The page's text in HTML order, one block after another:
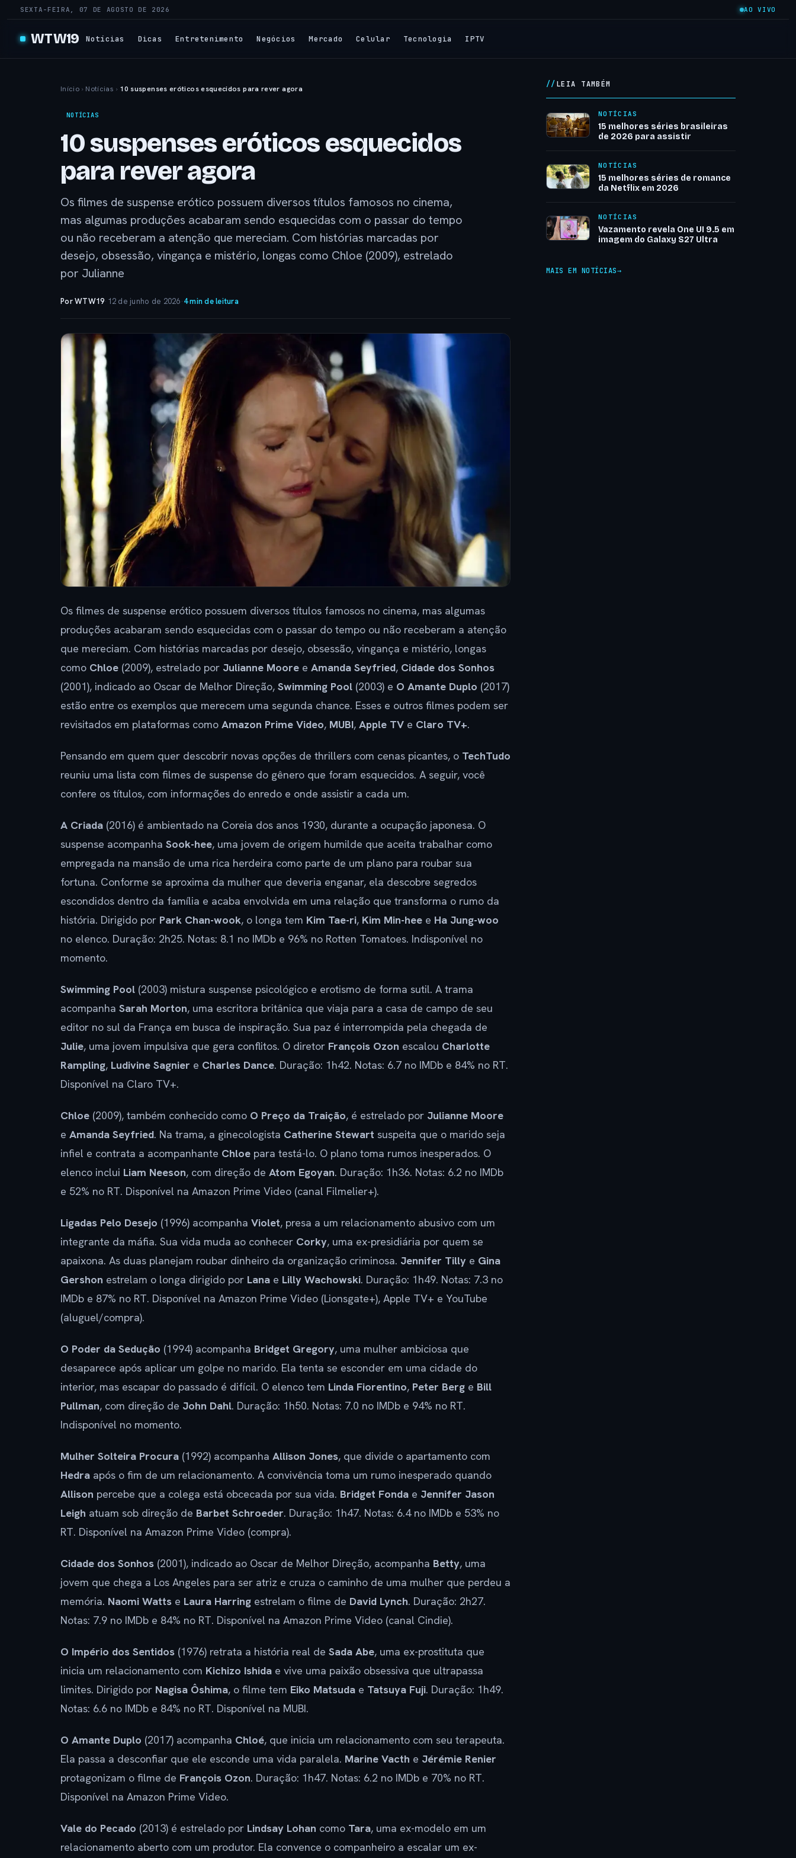
SEXTA-FEIRA, 07 DE AGOSTO DE 2026 AO VIVO
WTW19 Notícias Dicas Entretenimento Negócios Mercado Celular Tecnologia IPTV
Início › Notícias › 10 suspenses eróticos esquecidos para rever agora
NOTÍCIAS
10 suspenses eróticos esquecidos
para rever agora
Os filmes de suspense erótico possuem diversos títulos famosos no cinema,
mas algumas produções acabaram sendo esquecidas com o passar do tempo
ou não receberam a atenção que mereciam. Com histórias marcadas por
desejo, obsessão, vingança e mistério, longas como Chloe (2009), estrelado
por Julianne
Por WTW19· 12 de junho de 2026·4 min de leitura
Os filmes de suspense erótico possuem diversos títulos famosos no cinema, mas algumas
produções acabaram sendo esquecidas com o passar do tempo ou não receberam a atenção
que mereciam. Com histórias marcadas por desejo, obsessão, vingança e mistério, longas
como Chloe (2009), estrelado por Julianne Moore e Amanda Seyfried, Cidade dos Sonhos
(2001), indicado ao Oscar de Melhor Direção, Swimming Pool (2003) e O Amante Duplo (2017)
estão entre os exemplos que merecem uma segunda chance. Esses e outros filmes podem ser
revisitados em plataformas como Amazon Prime Video, MUBI, Apple TV e Claro TV+.
Pensando em quem quer descobrir novas opções de thrillers com cenas picantes, o TechTudo
reuniu uma lista com filmes de suspense do gênero que foram esquecidos. A seguir, você
confere os títulos, com informações do enredo e onde assistir a cada um.
A Criada (2016) é ambientado na Coreia dos anos 1930, durante a ocupação japonesa. O
suspense acompanha Sook-hee, uma jovem de origem humilde que aceita trabalhar como
empregada na mansão de uma rica herdeira como parte de um plano para roubar sua
fortuna. Conforme se aproxima da mulher que deveria enganar, ela descobre segredos
escondidos dentro da família e acaba envolvida em uma relação que transforma o rumo da
história. Dirigido por Park Chan-wook, o longa tem Kim Tae-ri, Kim Min-hee e Ha Jung-woo
no elenco. Duração: 2h25. Notas: 8.1 no IMDb e 96% no Rotten Tomatoes. Indisponível no
momento.
Swimming Pool (2003) mistura suspense psicológico e erotismo de forma sutil. A trama
acompanha Sarah Morton, uma escritora britânica que viaja para a casa de campo de seu
editor no sul da França em busca de inspiração. Sua paz é interrompida pela chegada de
Julie, uma jovem impulsiva que gera conflitos. O diretor François Ozon escalou Charlotte
Rampling, Ludivine Sagnier e Charles Dance. Duração: 1h42. Notas: 6.7 no IMDb e 84% no RT.
Disponível na Claro TV+.
Chloe (2009), também conhecido como O Preço da Traição, é estrelado por Julianne Moore
e Amanda Seyfried. Na trama, a ginecologista Catherine Stewart suspeita que o marido seja
infiel e contrata a acompanhante Chloe para testá-lo. O plano toma rumos inesperados. O
elenco inclui Liam Neeson, com direção de Atom Egoyan. Duração: 1h36. Notas: 6.2 no IMDb
e 52% no RT. Disponível na Amazon Prime Video (canal Filmelier+).
Ligadas Pelo Desejo (1996) acompanha Violet, presa a um relacionamento abusivo com um
integrante da máfia. Sua vida muda ao conhecer Corky, uma ex-presidiária por quem se
apaixona. As duas planejam roubar dinheiro da organização criminosa. Jennifer Tilly e Gina
Gershon estrelam o longa dirigido por Lana e Lilly Wachowski. Duração: 1h49. Notas: 7.3 no
IMDb e 87% no RT. Disponível na Amazon Prime Video (Lionsgate+), Apple TV+ e YouTube
(aluguel/compra).
O Poder da Sedução (1994) acompanha Bridget Gregory, uma mulher ambiciosa que
desaparece após aplicar um golpe no marido. Ela tenta se esconder em uma cidade do
interior, mas escapar do passado é difícil. O elenco tem Linda Fiorentino, Peter Berg e Bill
Pullman, com direção de John Dahl. Duração: 1h50. Notas: 7.0 no IMDb e 94% no RT.
Indisponível no momento.
Mulher Solteira Procura (1992) acompanha Allison Jones, que divide o apartamento com
Hedra após o fim de um relacionamento. A convivência toma um rumo inesperado quando
Allison percebe que a colega está obcecada por sua vida. Bridget Fonda e Jennifer Jason
Leigh atuam sob direção de Barbet Schroeder. Duração: 1h47. Notas: 6.4 no IMDb e 53% no
RT. Disponível na Amazon Prime Video (compra).
Cidade dos Sonhos (2001), indicado ao Oscar de Melhor Direção, acompanha Betty, uma
jovem que chega a Los Angeles para ser atriz e cruza o caminho de uma mulher que perdeu a
memória. Naomi Watts e Laura Harring estrelam o filme de David Lynch. Duração: 2h27.
Notas: 7.9 no IMDb e 84% no RT. Disponível na Amazon Prime Video (canal Cindie).
O Império dos Sentidos (1976) retrata a história real de Sada Abe, uma ex-prostituta que
inicia um relacionamento com Kichizo Ishida e vive uma paixão obsessiva que ultrapassa
limites. Dirigido por Nagisa Ôshima, o filme tem Eiko Matsuda e Tatsuya Fuji. Duração: 1h49.
Notas: 6.6 no IMDb e 84% no RT. Disponível na MUBI.
O Amante Duplo (2017) acompanha Chloé, que inicia um relacionamento com seu terapeuta.
Ela passa a desconfiar que ele esconde uma vida paralela. Marine Vacth e Jérémie Renier
protagonizam o filme de François Ozon. Duração: 1h47. Notas: 6.2 no IMDb e 70% no RT.
Disponível na Amazon Prime Video.
Vale do Pecado (2013) é estrelado por Lindsay Lohan como Tara, uma ex-modelo em um
relacionamento aberto com um produtor. Ela convence o companheiro a escalar um ex-
LEIA TAMBÉM
NOTÍCIAS
15 melhores séries brasileiras
de 2026 para assistir
NOTÍCIAS
15 melhores séries de romance
da Netflix em 2026
NOTÍCIAS
Vazamento revela One UI 9.5 em
imagem do Galaxy S27 Ultra
MAIS EM NOTÍCIAS